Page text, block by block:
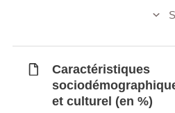
Caractéristiques
et culturel (en %)